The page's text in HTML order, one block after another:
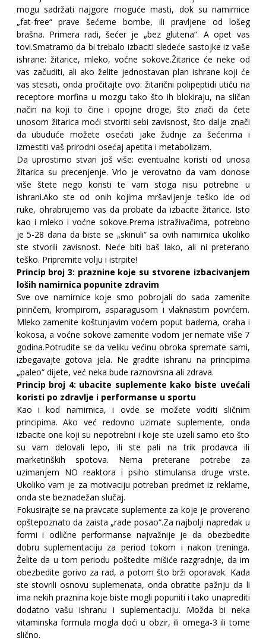
mogu sadržati najgore moguće masti, dok su namirnice
„fat-free“ prave šećerne bombe, ili pravljene od lošeg
brašna. Primera radi, šećer je „bez glutena“. A opet vas
tovi.Smatramo da bi trebalo izbaciti sledeće sastojke iz vaše
ishrane: žitarice, mleko, voćne sokove.Žitarice će neke od
vas začuditi, ali ako želite jednostavan plan ishrane koji će
vas stesati, onda pročitajte ovo: žitarični polipeptidi utiču na
receptore morfina u mozgu tako što ih blokiraju, na sličan
način na koji to čine i opojne droge, što znači da ćete
unosom žitarica moći stvoriti sebi zavisnost, što dalje znači
da ubuduće možete osećati jake žudnje za šećerima i
izmestiti vaš prirodni osećaj apetita i metabolizam.
Da uprostimo stvari još više: eventualne koristi od unosa
žitarica su precenjenje. Vrlo je verovatno da vam donose
više štete nego koristi te vam stoga nisu potrebne u
ishrani.Ako ste od onih kojima mršavljenje teško ide od
ruke, ohrabrujemo vas da probate da izbacite žitarice. Isto
kao i mleko i voćne sokove.Prema istraživačima, potrebno
je 5-28 dana da biste se „skinuli“ sa ovih namirnica ukoliko
ste stvorili zavisnost. Neće biti baš lako, ali ni preterano
teško. Pripremite volju i istrpite!
Princip broj 3: praznine koje su stvorene izbacivanjem
loših namirnica popunite zdravim
Sve ove namirnice koje smo pobrojali do sada zamenite
pirinčem, krompirom, asparagusom i vlaknastim povrćem.
Mleko zamenite koštunjavim voćem poput badema, oraha i
kokosa, a voćne sokove zamenite vodom jer nemate više 7
godina.Potrudite se da veliku većinu obroka spremate sami,
izbegavajte gotova jela. Ne gradite ishranu na principima
„paleo“ dijete, već neka bude raznovrsna ali zdrava.
Princip broj 4: ubacite suplemente kako biste uvećali
koristi po zdravlje i performanse u sportu
Kao i kod namirnica, i ovde se možete voditi sličnim
principima. Ako već redovno uzimate suplemente, onda
izbacite one koji su nepotrebni i koje ste uzeli samo eto što
su vam delovali lepo, ili ste pali na trik prodavca ili
marketinških spotova. Nema preterane potrebe za
uzimanjem NO reaktora i psiho stimulansa druge vrste.
Ukoliko vam je za motivaciju potreban predmet iz reklame,
onda ste beznadežan slučaj.
Fokusirajte se na pravcate suplemente za koje je provereno
opštepoznato da zaista „rade posao“.Za najbolji napredak u
formi i odlične performanse najvažnije je da obezbedite
dobru suplementaciju za period tokom i nakon treninga.
Želite da u tom periodu poštedite mišiće razgradnje, da im
obezbedite gorivo za rad, a potom što brži oporavak. Kada
ste stovrili osnovu suplemenata, onda obratite pažnju da li
ima nekih praznina koje biste mogli popuniti i tako unaprediti
dodatno vašu ishranu i suplementaciju. Možda bi neka
vitaminska formula mogla doći u obzir, ili omega-3 ili tome
slično.